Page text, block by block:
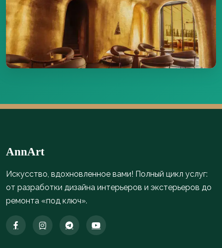
ПОДРОБНЕЕ
AnnArt
Искусство, вдохновленное вами! Полный цикл услуг:
от разработки дизайна интерьеров и экстерьеров до
ремонта «под ключ».